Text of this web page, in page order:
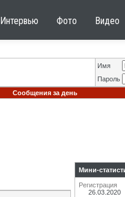
Интервью Фото Видео
Имя
Пароль
Сообщения за день
Мини-
Регистрация
26.03.2020